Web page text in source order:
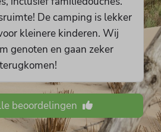
De camping is lekker
kleinere kinderen. Wij
genoten en gaan zeker
terugkomen!
beoordelingen